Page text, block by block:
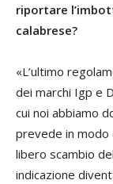
riportare
calabrese?
«L’ultimo
dei marchi Igp e
cui noi abbiamo
prevede in modo
libero scambio
indicazione